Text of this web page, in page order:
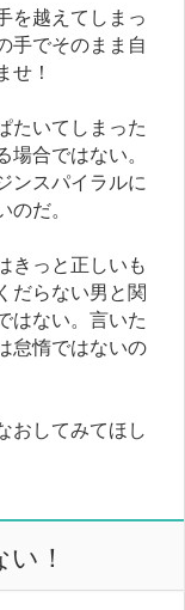
を越えてしまっ
でそのまま自
せ！
いてしまった
合ではない。
ンスパイラルに
だ。
きっと正しいも
だらない男と関
はない。言いた
怠惰ではないの
おしてみてほし
！